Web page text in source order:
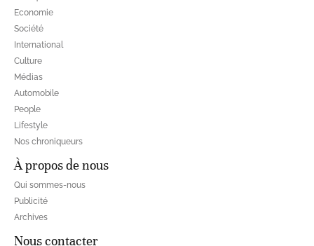
Economie
Société
International
Culture
Médias
Automobile
People
Lifestyle
Nos chroniqueurs
À propos de nous
Qui sommes-nous
Publicité
Archives
Nous contacter